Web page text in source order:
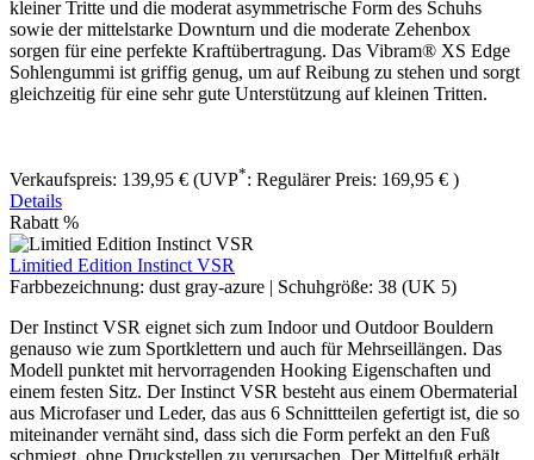
kleiner Tritte und die moderat asymmetrische Form des Schuhs
sowie der mittelstarke Downturn und die moderate Zehenbox
sorgen für eine perfekte Kraftübertragung. Das Vibram® XS Edge
Sohlengummi ist griffig genug, um auf Reibung zu stehen und sorgt
gleichzeitig für eine sehr gute Unterstützung auf kleinen Tritten.
Verkaufspreis: 139,95 € (UVP*: Regulärer Preis: 169,95 € )
Details
Rabatt %
Limitied Edition Instinct VSR
Farbbezeichnung: dust gray-azure | Schuhgröße: 38 (UK 5)
Der Instinct VSR eignet sich zum Indoor und Outdoor Bouldern
genauso wie zum Sportklettern und auch für Mehrseillängen. Das
Modell punktet mit hervorragenden Hooking Eigenschaften und
einem festen Sitz. Der Instinct VSR besteht aus einem Obermaterial
aus Microfaser und Leder, das aus 6 Schnittteilen gefertigt ist, die so
miteinander vernäht sind, dass sich die Form perfekt an den Fuß
schmiegt, ohne Druckstellen zu verursachen. Der Mittelfuß erhält